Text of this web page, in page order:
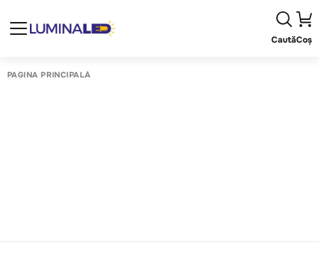
CautăCoș
PAGINA PRINCIPALĂ